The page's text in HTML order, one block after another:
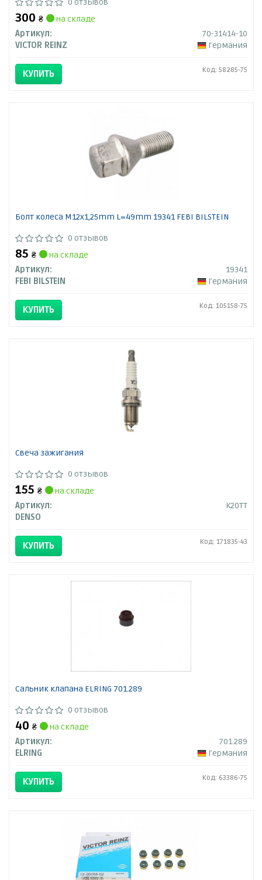
0 отзывов
300 ₴
на складе
Артикул:
70-31414-10
VICTOR REINZ
Германия
КУПИТЬ Код: 58285-75
Болт колеса M12x1,25mm L=49mm 19341 FEBI BILSTEIN
0 отзывов
85 ₴
на складе
Артикул:
19341
FEBI BILSTEIN
Германия
КУПИТЬ Код: 105158-75
Свеча зажигания
0 отзывов
155 ₴
на складе
Артикул:
K20TT
DENSO
КУПИТЬ Код: 171835-43
Сальник клапана ELRING 701.289
0 отзывов
40 ₴
на складе
Артикул:
701.289
ELRING
Германия
КУПИТЬ Код: 63386-75